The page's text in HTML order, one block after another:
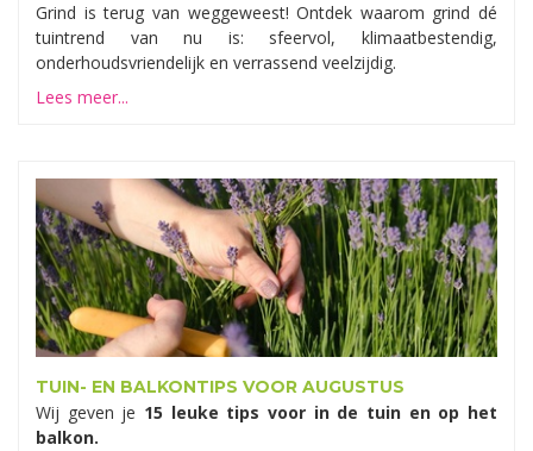
Grind is terug van weggeweest! Ontdek waarom grind dé
tuintrend van nu is: sfeervol, klimaatbestendig,
onderhoudsvriendelijk en verrassend veelzijdig.
Lees meer...
TUIN- EN BALKONTIPS VOOR AUGUSTUS
Wij geven je 15 leuke tips voor in de tuin en op het
balkon.